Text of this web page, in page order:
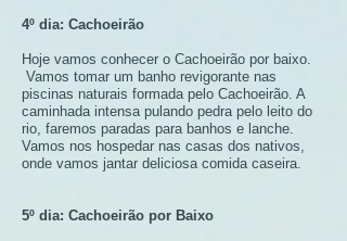
4º dia: Cachoeirão
Hoje vamos conhecer o Cachoeirão por baixo.
Vamos tomar um banho revigorante nas
piscinas naturais formada pelo Cachoeirão. A
caminhada intensa pulando pedra pelo leito do
rio, faremos paradas para banhos e lanche.
Vamos nos hospedar nas casas dos nativos,
onde vamos jantar deliciosa comida caseira.
5º dia: Cachoeirão por Baixo